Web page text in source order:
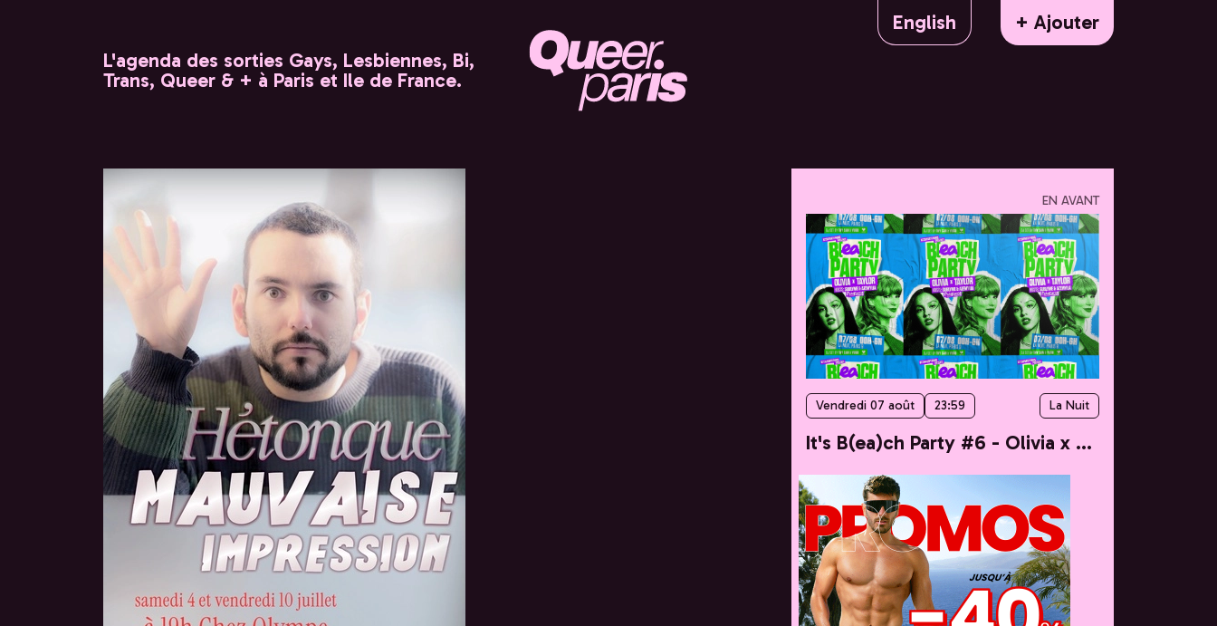
English
+ Ajouter
L'agenda des sorties Gays, Lesbiennes, Bi,
Trans, Queer & + à Paris et Ile de France.
EN AVANT
Vendredi 07 août 23:59 La Nuit
It's B(ea)ch Party #6 - Olivia x Taylor